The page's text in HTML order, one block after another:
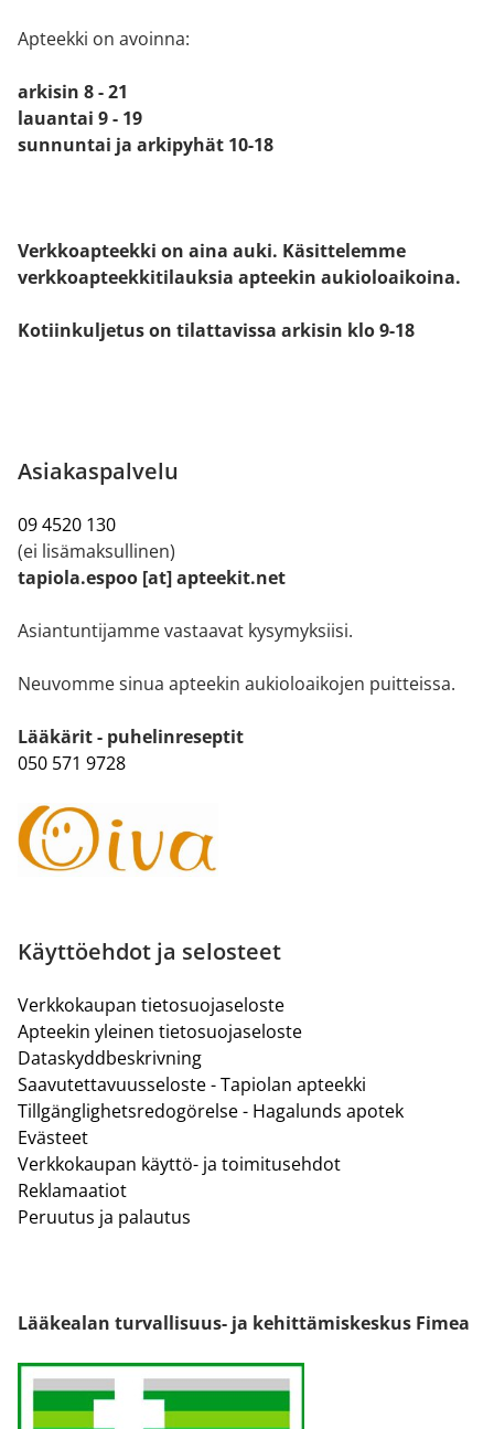
Apteekki on avoinna:
arkisin 8 - 21
lauantai 9 - 19
sunnuntai ja arkipyhät 10-18
Verkkoapteekki on aina auki. Käsittelemme
verkkoapteekkitilauksia apteekin aukioloaikoina.
Kotiinkuljetus on tilattavissa arkisin klo 9-18
Asiakaspalvelu
09 4520 130
(ei lisämaksullinen)
tapiola.espoo [at] apteekit.net
Asiantuntijamme vastaavat kysymyksiisi.
Neuvomme sinua apteekin aukioloaikojen puitteissa.
Lääkärit - puhelinreseptit
050 571 9728
Käyttöehdot ja selosteet
Verkkokaupan tietosuojaseloste
Apteekin yleinen tietosuojaseloste
Dataskyddbeskrivning
Saavutettavuusseloste - Tapiolan apteekki
Tillgänglighetsredogörelse - Hagalunds apotek
Evästeet
Verkkokaupan käyttö- ja toimitusehdot
Reklamaatiot
Peruutus ja palautus
Lääkealan turvallisuus- ja kehittämiskeskus Fimea